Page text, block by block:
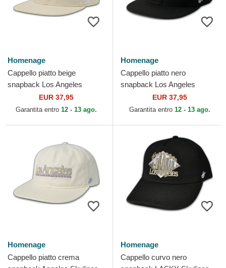
Homenage
Cappello piatto beige
snapback Los Angeles
Skylines The Snap di
Homenage
EUR 37,95
Garantita entro 12 - 13 ago.
Homenage
Cappello piatto nero
snapback Los Angeles
Skylines The Snap di
Homenage
EUR 37,95
Garantita entro 12 - 13 ago.
Homenage
Cappello piatto crema
Homenage
Cappello curvo nero